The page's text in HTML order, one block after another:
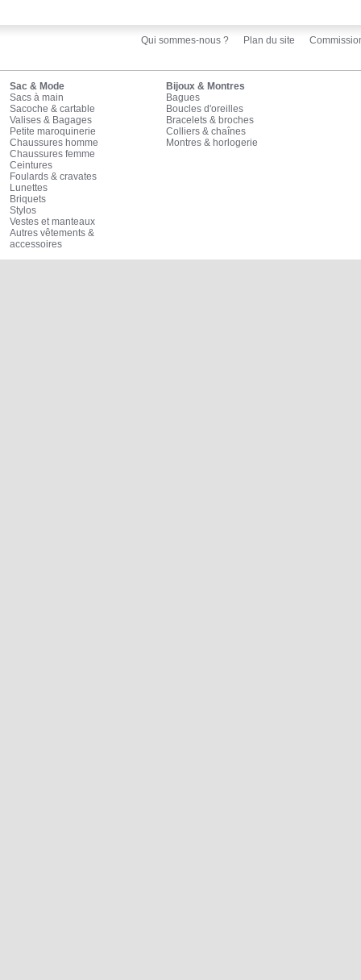
Qui sommes-nous ? Plan du site
Sac & Mode
Sacs à main
Sacoche & cartable
Valises & Bagages
Petite maroquinerie
Chaussures homme
Chaussures femme
Ceintures
Foulards & cravates
Lunettes
Briquets
Stylos
Vestes et manteaux
Autres vêtements &
accessoires
Bijoux & Montres
Bagues
Boucles d'oreilles
Bracelets & broches
Colliers & chaînes
Montres & horlogerie